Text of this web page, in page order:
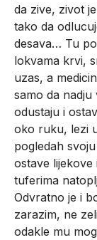
da zive, zivot
tako da
desava… Tu
lokvama krvi,
uzas, a
samo da
odustaju i
oko ruku, lezi
pogledah
ostave lijekove
tuferima
Odvratno je i
zarazim, ne
odakle mu